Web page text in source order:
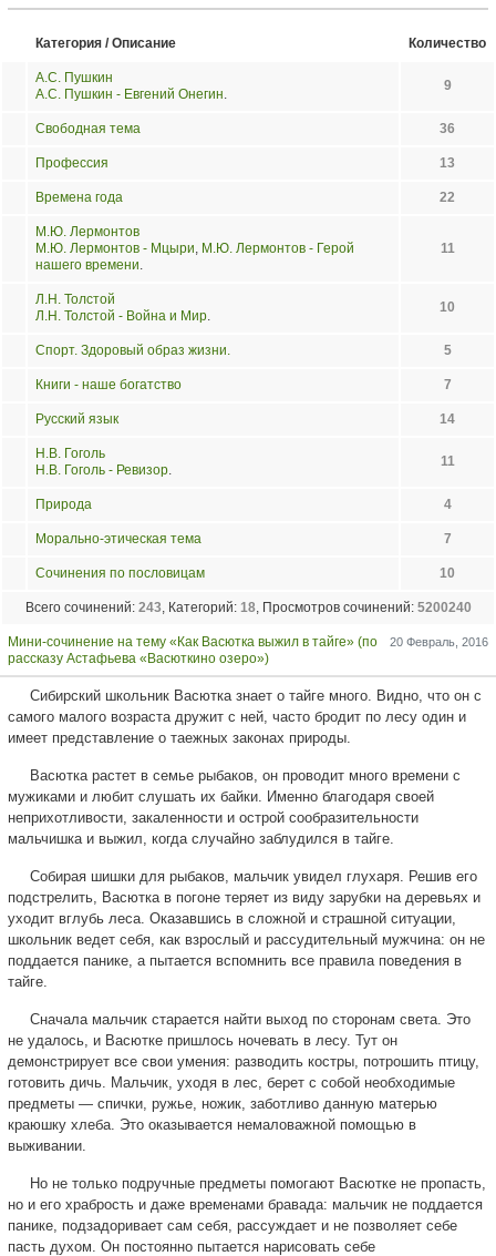
Категория / Описание Количество
А.С. Пушкин
А.С. Пушкин - Евгений Онегин.
9
Свободная тема 36
Профессия 13
Времена года 22
М.Ю. Лермонтов
М.Ю. Лермонтов - Мцыри, М.Ю. Лермонтов - Герой
нашего времени.
11
Л.Н. Толстой
Л.Н. Толстой - Война и Мир.
10
Спорт. Здоровый образ жизни. 5
Книги - наше богатство 7
Русский язык 14
Н.В. Гоголь
Н.В. Гоголь - Ревизор.
11
Природа 4
Морально-этическая тема 7
Сочинения по пословицам 10
Всего сочинений: 243, Категорий: 18, Просмотров сочинений: 5200240
20 Февраль, 2016
Мини-сочинение на тему «Как Васютка выжил в тайге» (по
рассказу Астафьева «Васюткино озеро»)
Сибирский школьник Васютка знает о тайге много. Видно, что он с
самого малого возраста дружит с ней, часто бродит по лесу один и
имеет представление о таежных законах природы.
Васютка растет в семье рыбаков, он проводит много времени с
мужиками и любит слушать их байки. Именно благодаря своей
неприхотливости, закаленности и острой сообразительности
мальчишка и выжил, когда случайно заблудился в тайге.
Собирая шишки для рыбаков, мальчик увидел глухаря. Решив его
подстрелить, Васютка в погоне теряет из виду зарубки на деревьях и
уходит вглубь леса. Оказавшись в сложной и страшной ситуации,
школьник ведет себя, как взрослый и рассудительный мужчина: он не
поддается панике, а пытается вспомнить все правила поведения в
тайге.
Сначала мальчик старается найти выход по сторонам света. Это
не удалось, и Васютке пришлось ночевать в лесу. Тут он
демонстрирует все свои умения: разводить костры, потрошить птицу,
готовить дичь. Мальчик, уходя в лес, берет с собой необходимые
предметы — спички, ружье, ножик, заботливо данную матерью
краюшку хлеба. Это оказывается немаловажной помощью в
выживании.
Но не только подручные предметы помогают Васютке не пропасть,
но и его храбрость и даже временами бравада: мальчик не поддается
панике, подзадоривает сам себя, рассуждает и не позволяет себе
пасть духом. Он постоянно пытается нарисовать себе